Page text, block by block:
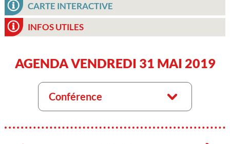
CARTE INTERACTIVE
INFOS UTILES
AGENDA VENDREDI 31 MAI 2019
Conférence